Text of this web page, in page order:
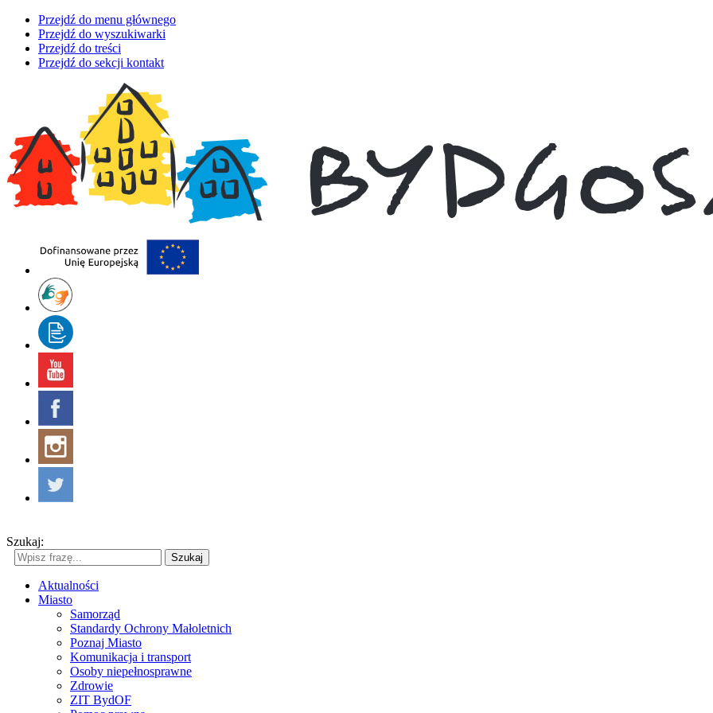
Przejdź do menu głównego
Przejdź do wyszukiwarki
Przejdź do treści
Przejdź do sekcji kontakt
Szukaj:
Szukaj
Aktualności
Miasto
Samorząd
Standardy Ochrony Małoletnich
Poznaj Miasto
Komunikacja i transport
Osoby niepełnosprawne
Zdrowie
ZIT BydOF